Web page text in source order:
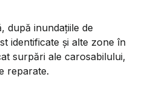
după inundațiile de
identificate și alte zone în
surpări ale carosabilului,
reparate.